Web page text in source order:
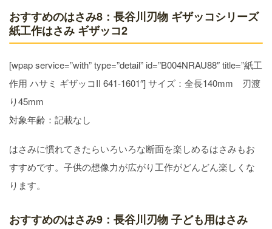
おすすめのはさみ8：長谷川刃物 ギザッコシリーズ
紙工作はさみ ギザッコ2
[wpap service=”with” type=”detail” id=”B004NRAU88″ title=”紙工
作用 ハサミ ギザッコII 641-1601″] サイズ：全長140mm 刃渡
り45mm
対象年齢：記載なし
はさみに慣れてきたらいろいろな断面を楽しめるはさみもお
すすめです。子供の想像力が広がり工作がどんどん楽しくな
ります。
おすすめのはさみ9：長谷川刃物 子ども用はさみ